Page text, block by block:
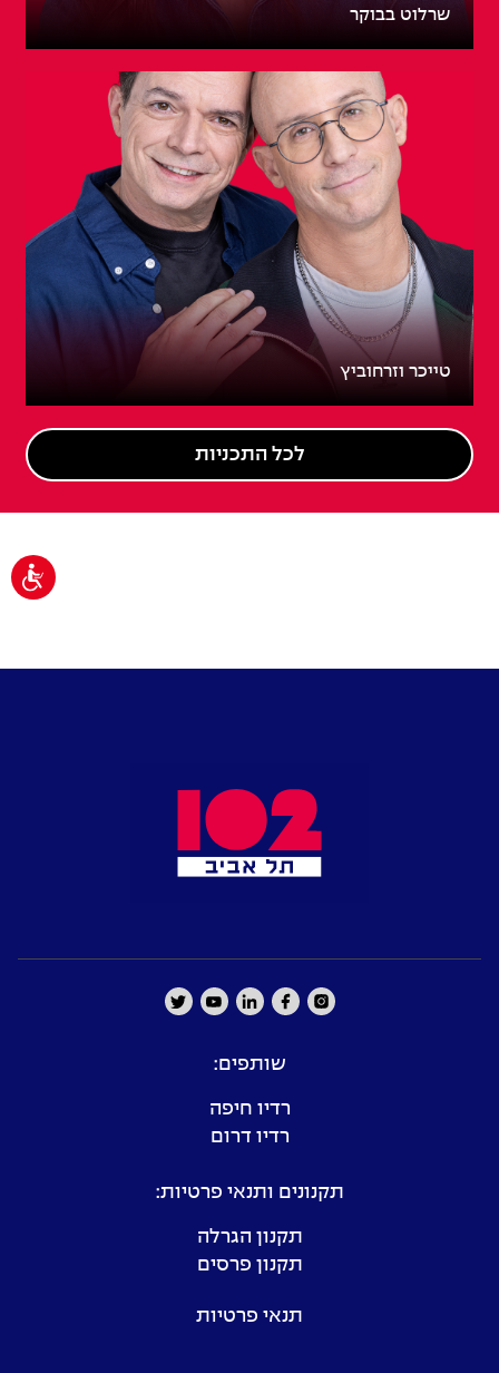
שרלוט בבוקר
טייכר וזרחוביץ
לכל התכניות
שותפים:
רדיו חיפה
רדיו דרום
תקנונים ותנאי פרטיות:
תקנון הגרלה
תקנון פרסים
תנאי פרטיות